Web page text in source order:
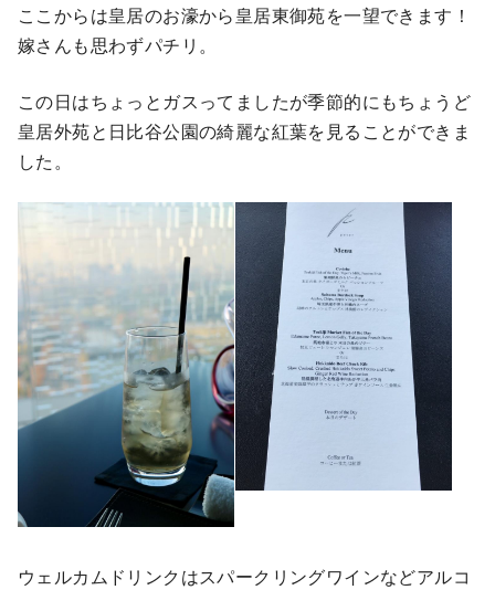
ここからは皇居のお濠から皇居東御苑を一望できます！
嫁さんも思わずパチリ。
この日はちょっとガスってましたが季節的にもちょうど
皇居外苑と日比谷公園の綺麗な紅葉を見ることができま
した。
ウェルカムドリンクはスパークリングワインなどアルコ